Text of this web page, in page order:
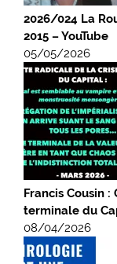
2026/024 La
2015 – YouTube
05/05/2026
Francis Cousin
terminale du
08/04/2026